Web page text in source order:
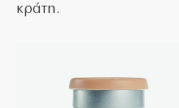
κράτη.